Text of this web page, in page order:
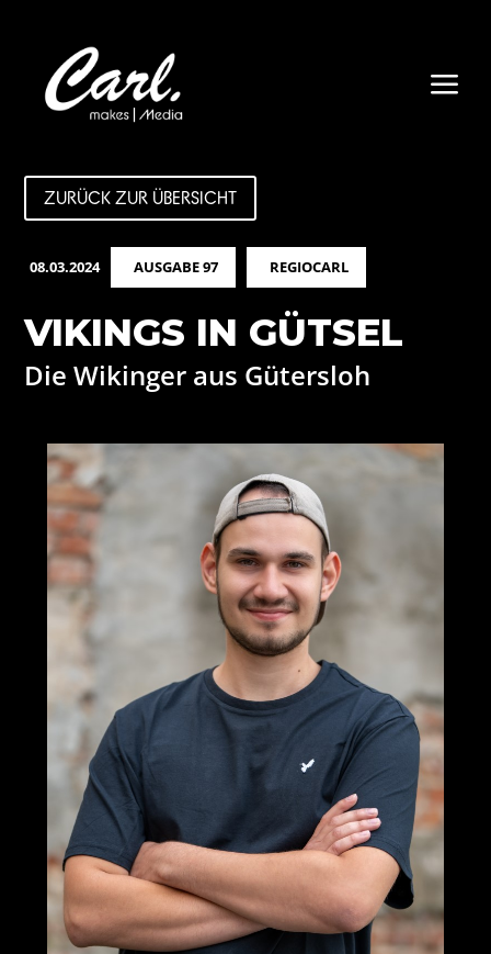
a
ZURÜCK ZUR ÜBERSICHT
08.03.2024 AUSGABE 97 REGIOCARL
VIKINGS IN GÜTSEL
Die Wikinger aus Gütersloh